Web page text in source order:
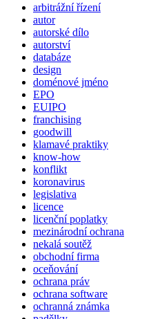
arbitrážní řízení
autor
autorské dílo
autorství
databáze
design
doménové jméno
EPO
EUIPO
franchising
goodwill
klamavé praktiky
know-how
konflikt
koronavirus
legislativa
licence
licenční poplatky
mezinárodní ochrana
nekalá soutěž
obchodní firma
oceňování
ochrana práv
ochrana software
ochranná známka